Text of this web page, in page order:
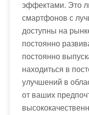
эффектами. Это
смартфонов с
доступны на
постоянно
постоянно
находиться в
улучшений в
от ваших